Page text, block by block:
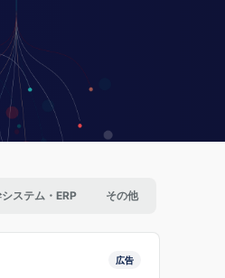
ステム・ERP その他
広告